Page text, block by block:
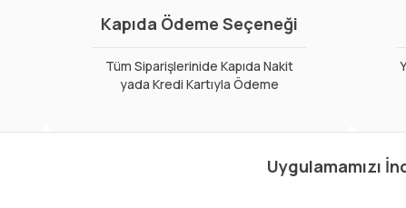
Kapıda Ödeme Seçeneği
Tüm Siparişlerinide Kapıda Nakit
yada Kredi Kartıyla Ödeme
Uygulamamızı